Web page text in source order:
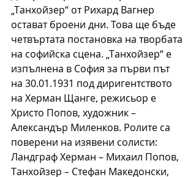
„Танхойзер“ от Рихард Вагнер
остават броени дни. Това ще бъде
четвъртата постановка на творбата
на софийска сцена. „Танхойзер“ е
изпълнена в София за първи път
на 30.01.1931 под диригентството
на Херман Щанге, режисьор е
Христо Попов, художник –
Александър Миленков. Ролите са
поверени на изявени солисти:
Ландграф Херман – Михаил Попов,
Танхойзер – Стефан Македонски,